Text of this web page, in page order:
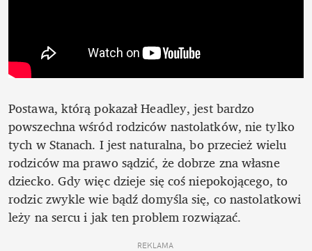
Postawa, którą pokazał Headley, jest bardzo
powszechna wśród rodziców nastolatków, nie tylko
tych w Stanach. I jest naturalna, bo przecież wielu
rodziców ma prawo sądzić, że dobrze zna własne
dziecko. Gdy więc dzieje się coś niepokojącego, to
rodzic zwykle wie bądź domyśla się, co nastolatkowi
leży na sercu i jak ten problem rozwiązać.
REKLAMA